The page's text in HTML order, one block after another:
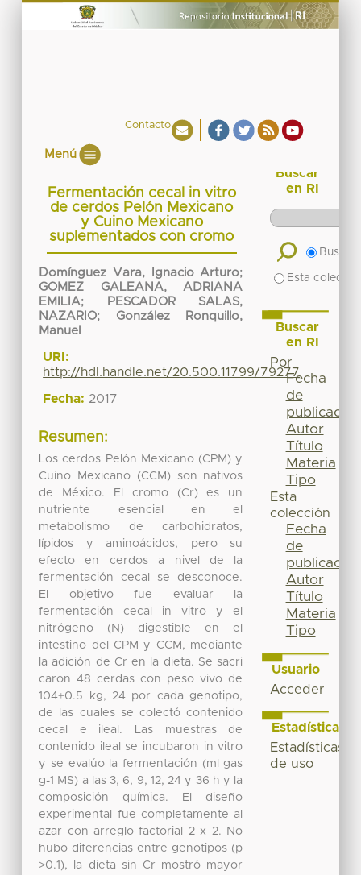
Contacto
Menú
Fermentación cecal in vitro
de cerdos Pelón Mexicano
y Cuino Mexicano
suplementados con cromo
Domínguez Vara, Ignacio Arturo;
GOMEZ GALEANA, ADRIANA
EMILIA;
PESCADOR SALAS,
NAZARIO; González Ronquillo,
Manuel
URI:
http://hdl.handle.net/20.500.11799/79277
Fecha: 2017
Resumen:
Los cerdos Pelón Mexicano (CPM) y
Cuino Mexicano (CCM) son nativos
de México. El cromo (Cr) es un
nutriente esencial en el
metabolismo de carbohidratos,
lípidos y aminoácidos, pero su
efecto en cerdos a nivel de la
fermentación cecal se desconoce.
El objetivo fue evaluar la
fermentación cecal in vitro y el
nitrógeno (N) digestible en el
intestino del CPM y CCM, mediante
la adición de Cr en la dieta. Se sacri
caron 48 cerdas con peso vivo de
104±0.5 kg, 24 por cada genotipo,
de las cuales se colectó contenido
cecal e ileal. Las muestras de
contenido ileal se incubaron in vitro
y se evalúo la fermentación (ml gas
g-1 MS) a las 3, 6, 9, 12, 24 y 36 h y la
composición química. El diseño
experimental fue completamente al
azar con arreglo factorial 2 x 2. No
hubo diferencias entre genotipos (p
>0.1), la dieta sin Cr mostró mayor
Buscar
en RI
Buscar
Esta
Buscar
en RI
Por
Fecha
de
publicación
Autor
Título
Materia
Tipo
Esta
colección
Fecha
de
publicación
Autor
Título
Materia
Tipo
Usuario
Acceder
Estadísticas
Estadísticas
de uso